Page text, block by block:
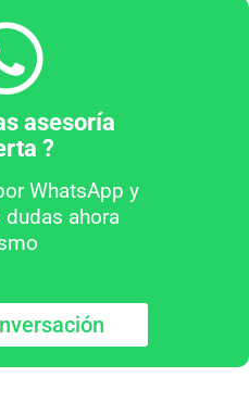
asesoría
?
WhatsApp y
dudas ahora